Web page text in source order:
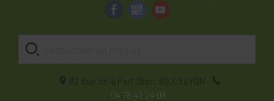
82 Rue de la Part-Dieu, 69003
LYON
04 78 42 24 08